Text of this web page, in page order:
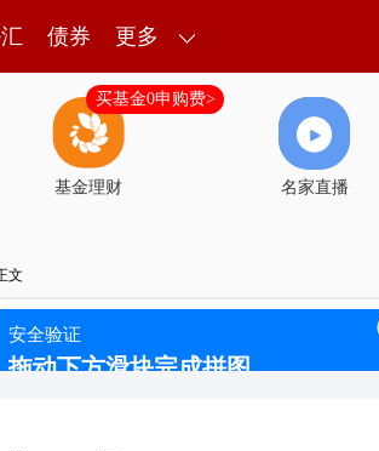
债券 更多
基金理财
买基金0申购费>
名家直播
文